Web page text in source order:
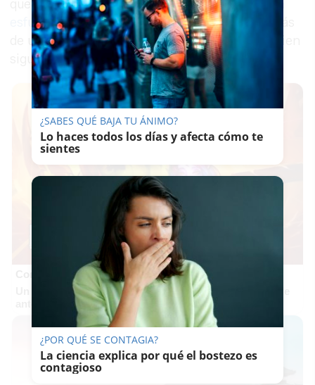
que el Ayuntamiento de Cádiz ha hechoun gran
esfuerzo con los baños portátiles, instalando más
de un centenar por las calles del centro, hay quien
sigue orinando en la vía pública.
Corepunk MMORPG
Un verdadero MMORPG de la vieja escuela ¡Cómo los de
antes, pero mejor!
¿SABES QUÉ BAJA TU ÁNIMO?
Lo haces todos los días y afecta cómo te
sientes
¿POR QUÉ SE CONTAGIA?
La ciencia explica por qué el bostezo es
contagioso